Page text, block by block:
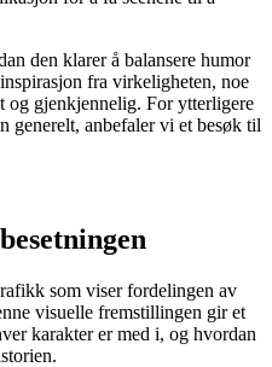
den klarer å balansere humor
fra virkeligheten, noe
og gjenkjennelig. For ytterligere
generelt, anbefaler vi et besøk til
som viser fordelingen av
visuelle fremstillingen gir et
karakter er med i, og hvordan